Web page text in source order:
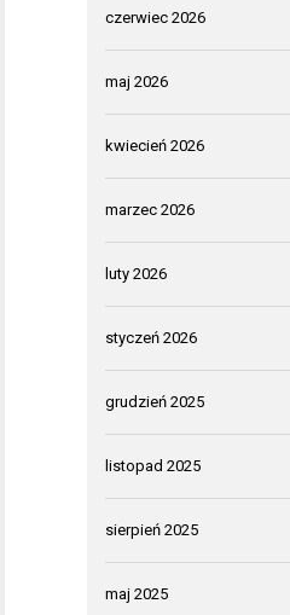
czerwiec 2026
maj 2026
kwiecień 2026
marzec 2026
luty 2026
styczeń 2026
grudzień 2025
listopad 2025
sierpień 2025
maj 2025